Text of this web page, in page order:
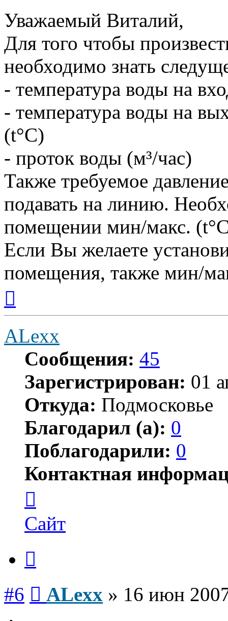
Уважаемый Виталий,
Для того чтобы
необходимо знать
- температура воды на
- температура воды на
(t°C)
- проток воды (м³/час)
Также требуемое
подавать на линию.
помещении мин/макс.
Если Вы желаете
помещения, также мин/
началу
ALexx
Сообщения: 45
Зарегистрирован: 01
Откуда: Подмосковье
Благодарил (а): 0
Поблагодарили: 0
Контактная
пользователя
ALexx
Сайт
#6 ALexx » 16 июн